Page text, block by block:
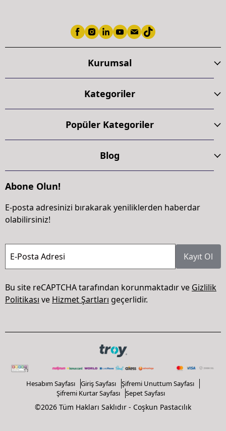
Kurumsal
Kategoriler
Popüler Kategoriler
Blog
Abone Olun!
E-posta adresinizi bırakarak yeniliklerden haberdar
olabilirsiniz!
E-Posta Adresi Kayıt Ol
Bu site reCAPTCHA tarafından korunmaktadır ve Gizlilik
Politikası ve Hizmet Şartları geçerlidir.
Hesabım Sayfası Giriş Sayfası
Şifremi Unuttum Sayfası
Şifremi Kurtar Sayfası
Sepet Sayfası
©2026 Tüm Hakları Saklıdır - Coşkun Pastacılık